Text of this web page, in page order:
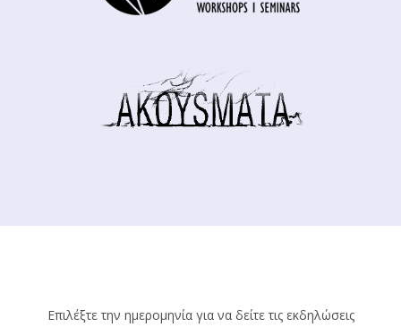
Επιλέξτε την ημερομηνία για να δείτε τις εκδηλώσεις